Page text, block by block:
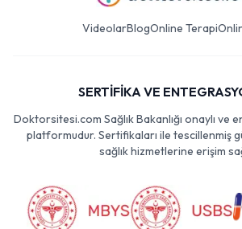
VideolarBlogOnline Terapi
SERTİFİKA VE
Doktorsitesi.com Sağlık Bakanlığı onaylı ve
platformudur. Sertifikaları ile tescillenmiş
sağlık hizmetlerine erişim